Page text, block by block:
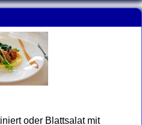
oder Blattsalat mit